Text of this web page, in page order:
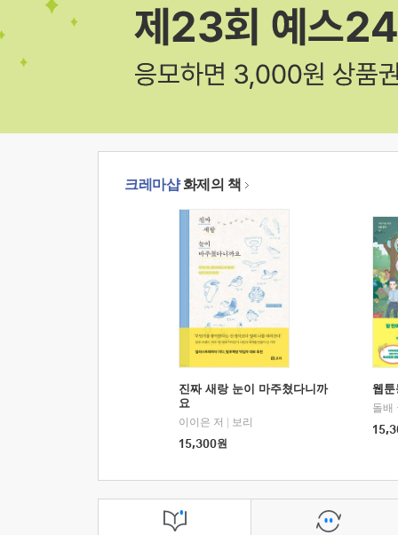
크레마샵화제의 책
진짜 새랑 눈이 마주쳤다니까
요
이이은 저
보리
15,300원
웹
돌배